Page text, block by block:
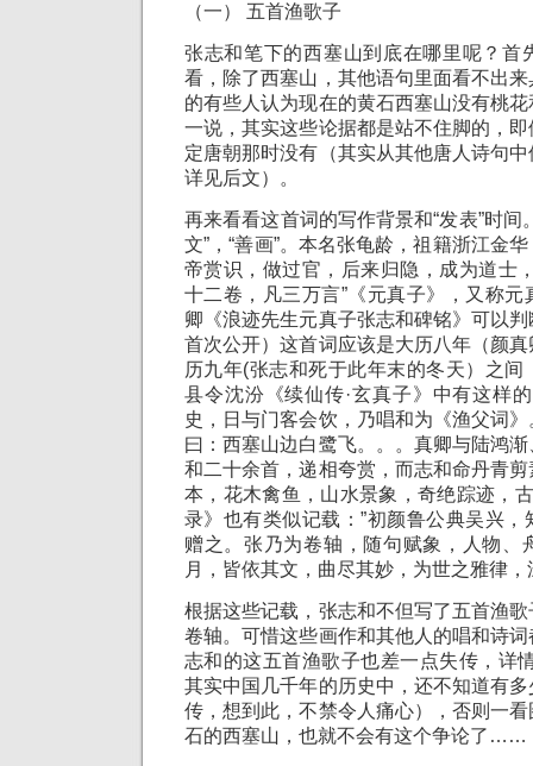
（一） 五首渔歌子
张志和笔下的西塞山到底在哪里呢？首
看，除了西塞山，其他语句里面看不出
的有些人认为现在的黄石西塞山没有桃
一说，其实这些论据都是站不住脚的，
定唐朝那时没有（其实从其他唐人诗句
详见后文）。
再来看看这首词的写作背景和“发表”时间
文”，“善画”。本名张龟龄，祖籍浙江金
帝赏识，做过官，后来归隐，成为道士
十二卷，凡三万言”《元真子》，又称
卿《浪迹先生元真子张志和碑铭》可以
首次公开）这首词应该是大历八年（颜
历九年(张志和死于此年末的冬天）之间
县令沈汾《续仙传·玄真子》中有这样
史，日与门客会饮，乃唱和为《渔父词
曰：西塞山边白鹭飞。。。真卿与陆鸿
和二十余首，递相夸赏，而志和命丹青
本，花木禽鱼，山水景象，奇绝踪迹，
录》也有类似记载：”初颜鲁公典吴兴
赠之。张乃为卷轴，随句赋象，人物、
月，皆依其文，曲尽其妙，为世之雅律，
根据这些记载，张志和不但写了五首渔
卷轴。可惜这些画作和其他人的唱和诗
志和的这五首渔歌子也差一点失传，详
其实中国几千年的历史中，还不知道有
传，想到此，不禁令人痛心），否则一
石的西塞山，也就不会有这个争论了……